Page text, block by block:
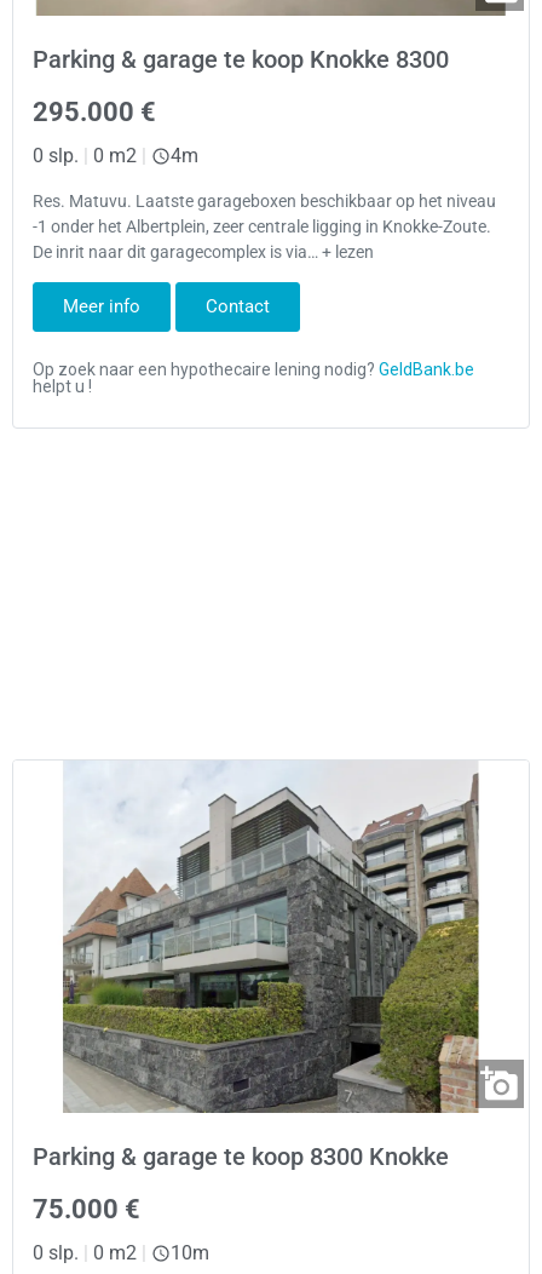
Parking & garage te koop Knokke 8300
295.000 €
0 slp. 0 m2 4m
Res. Matuvu. Laatste garageboxen beschikbaar op het niveau
-1 onder het Albertplein, zeer centrale ligging in Knokke-Zoute.
De inrit naar dit garagecomplex is via… + lezen
Meer info Contact
Parking & garage te koop 8300 Knokke
75.000 €
0 slp. 0 m2 10m